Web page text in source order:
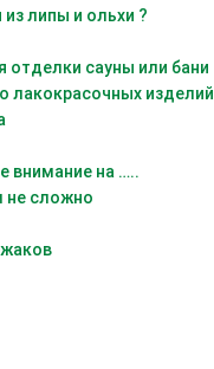
липы и ольхи ?
отделки сауны или бани
лакокрасочных изделий
внимание на …..
не сложно